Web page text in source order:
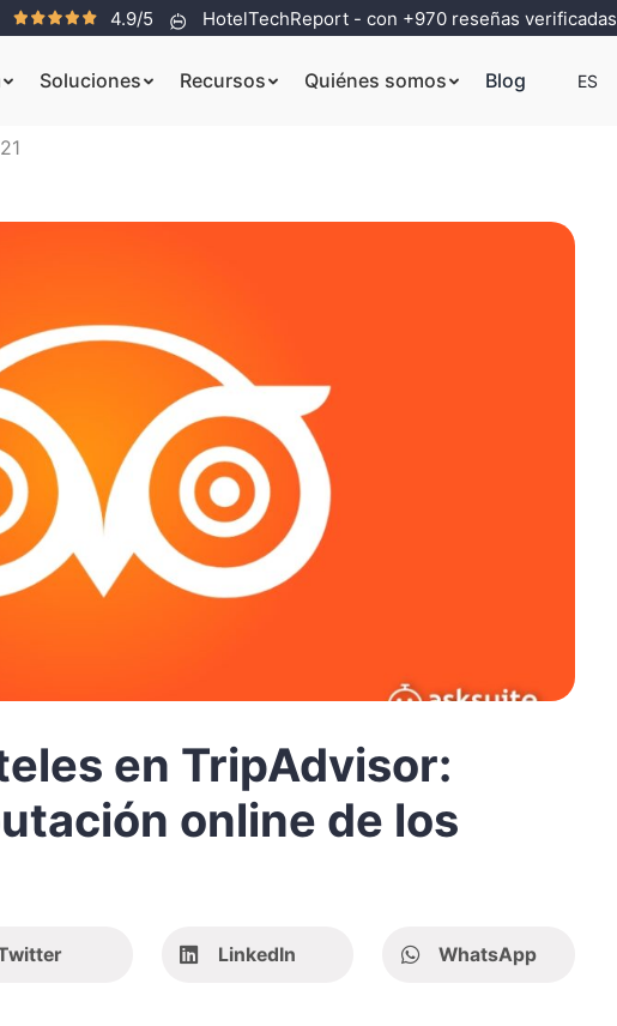
4.9/5 HotelTechReport - con +970 reseñas verificadas
Soluciones Recursos Quiénes somos Blog ES
en TripAdvisor:
online de los
LinkedIn WhatsApp